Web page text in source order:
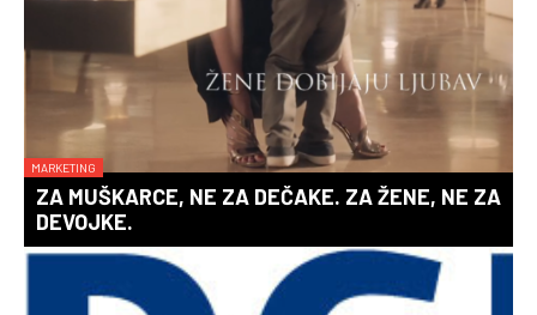
MARKETING
ZA MUŠKARCE, NE ZA DEČAKE. ZA ŽENE, NE ZA
DEVOJKE.